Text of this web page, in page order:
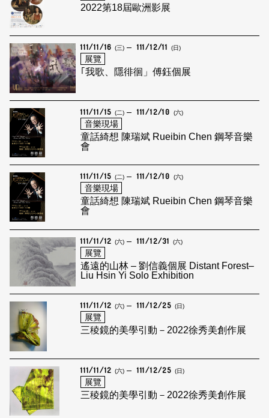
2022第18屆歐洲影展
111/11/16 (三) 111/12/11 (日)
展覽
｢我歌、隱徘徊」傅鈺個展
111/11/15 (二) 111/12/10 (六)
音樂現場
童話綺想 陳瑞斌 Rueibin Chen 鋼琴音樂
會
111/11/15 (二) 111/12/10 (六)
音樂現場
童話綺想 陳瑞斌 Rueibin Chen 鋼琴音樂
會
111/11/12 (六) 111/12/31 (六)
展覽
遙遠的山林 – 劉信義個展 Distant Forest–
Liu Hsin Yi Solo Exhibition
111/11/12 (六) 111/12/25 (日)
展覽
三稜鏡的美學引動－2022徐秀美創作展
111/11/12 (六) 111/12/25 (日)
展覽
三稜鏡的美學引動－2022徐秀美創作展